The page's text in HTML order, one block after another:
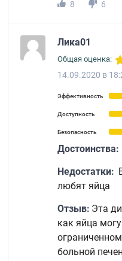
8
6
Лика01
Общая оценка:
14.09.2020 в
Эффективность
Доступность
Безопасность
Достоинства:
Недостатки:
любят яйца
Отзыв: Эта
как яйца
больной